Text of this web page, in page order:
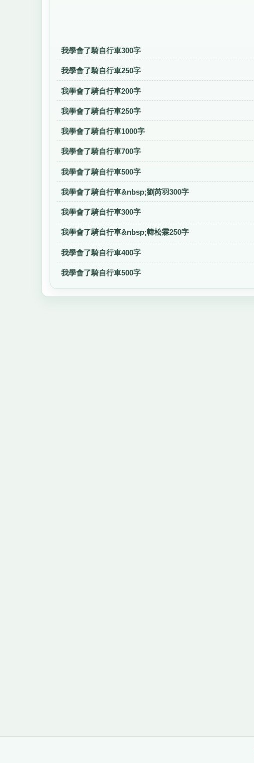
我學會了騎自行車300字
我學會了騎自行車250字
我學會了騎自行車200字
我學會了騎自行車250字
我學會了騎自行車1000字
我學會了騎自行車700字
我學會了騎自行車500字
我學會了騎自行車&nbsp;劉芮羽300字
我學會了騎自行車300字
我學會了騎自行車&nbsp;韓松霖250字
我學會了騎自行車400字
我學會了騎自行車500字